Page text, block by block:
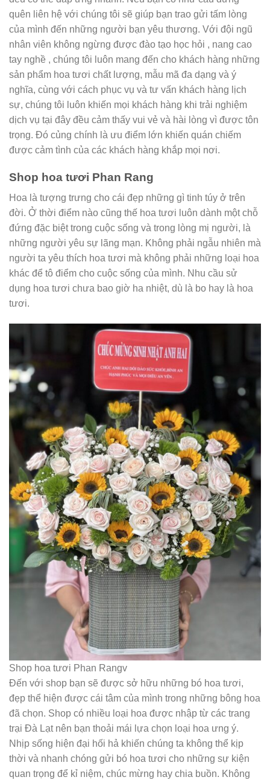
quên liên hệ với chúng tôi sẽ giúp bạn trao gửi tấm lòng
của mình đến những người bạn yêu thương. Với đội ngũ
nhân viên không ngừng được đào tạo học hỏi , nang cao
tay nghề , chúng tôi luôn mang đến cho khách hàng những
sản phẩm hoa tươi chất lượng, mẫu mã đa dạng và ý
nghĩa, cùng với cách phục vụ và tư vấn khách hàng lịch
sự, chúng tôi luôn khiến mọi khách hàng khi trải nghiệm
dịch vụ tại đây đều cảm thấy vui vẻ và hài lòng vì được tôn
trọng. Đó củng chính là ưu điểm lớn khiến quán chiếm
được cảm tình của các khách hàng khắp mọi nơi.
Shop hoa tươi Phan Rang
Hoa là tượng trưng cho cái đẹp những gì tinh túy ở trên
đời. Ở thời điểm nào cũng thế hoa tươi luôn dành một chỗ
đứng đặc biệt trong cuộc sống và trong lòng mị người, là
những người yêu sự lãng mạn. Không phải ngẫu nhiên mà
người ta yêu thích hoa tươi mà không phải những loại hoa
khác để tô điểm cho cuộc sống của mình. Nhu cầu sử
dụng hoa tươi chưa bao giờ ha nhiệt, dù là bo hay là hoa
tươi.
Shop hoa tươi Phan Rangv
Đến với shop bạn sẽ được sở hữu những bó hoa tươi,
đẹp thể hiện được cái tâm của mình trong những bông hoa
đã chọn. Shop có nhiều loại hoa được nhập từ các trang
trại Đà Lạt nên bạn thoải mái lựa chọn loại hoa ưng ý.
Nhịp sống hiện đại hối hả khiến chúng ta không thể kịp
thời và nhanh chóng gửi bó hoa tươi cho những sự kiện
quan trọng để kỉ niệm, chúc mừng hay chia buồn. Không